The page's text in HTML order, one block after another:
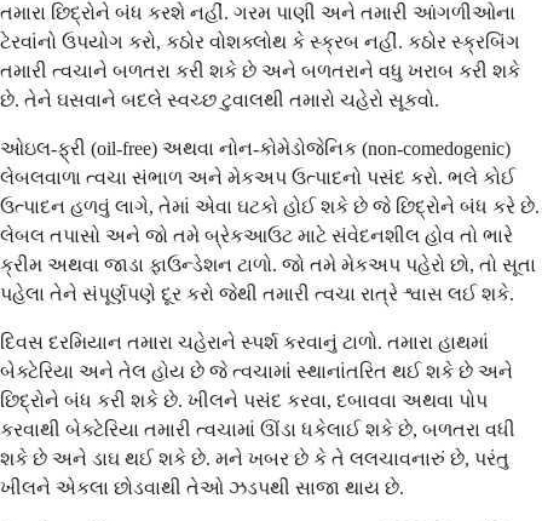
તમારા છિદ્રોને બંધ કરશે નહીં. ગરમ પાણી અને તમારી આંગળીઓના
ટેરવાંનો ઉપયોગ કરો, કઠોર વોશક્લોથ કે સ્ક્રબ નહીં. કઠોર સ્ક્રબિંગ
તમારી ત્વચાને બળતરા કરી શકે છે અને બળતરાને વધુ ખરાબ કરી શકે
છે. તેને ઘસવાને બદલે સ્વચ્છ ટુવાલથી તમારો ચહેરો સૂકવો.
ઓઇલ-ફ્રી (oil-free) અથવા નોન-કોમેડોજેનિક (non-comedogenic)
લેબલવાળા ત્વચા સંભાળ અને મેકઅપ ઉત્પાદનો પસંદ કરો. ભલે કોઈ
ઉત્પાદન હળવું લાગે, તેમાં એવા ઘટકો હોઈ શકે છે જે છિદ્રોને બંધ કરે છે.
લેબલ તપાસો અને જો તમે બ્રેકઆઉટ માટે સંવેદનશીલ હોવ તો ભારે
ક્રીમ અથવા જાડા ફાઉન્ડેશન ટાળો. જો તમે મેકઅપ પહેરો છો, તો સૂતા
પહેલા તેને સંપૂર્ણપણે દૂર કરો જેથી તમારી ત્વચા રાત્રે શ્વાસ લઈ શકે.
દિવસ દરમિયાન તમારા ચહેરાને સ્પર્શ કરવાનું ટાળો. તમારા હાથમાં
બેક્ટેરિયા અને તેલ હોય છે જે ત્વચામાં સ્થાનાંતરિત થઈ શકે છે અને
છિદ્રોને બંધ કરી શકે છે. ખીલને પસંદ કરવા, દબાવવા અથવા પોપ
કરવાથી બેક્ટેરિયા તમારી ત્વચામાં ઊંડા ધકેલાઈ શકે છે, બળતરા વધી
શકે છે અને ડાઘ થઈ શકે છે. મને ખબર છે કે તે લલચાવનારું છે, પરંતુ
ખીલને એકલા છોડવાથી તેઓ ઝડપથી સાજા થાય છે.